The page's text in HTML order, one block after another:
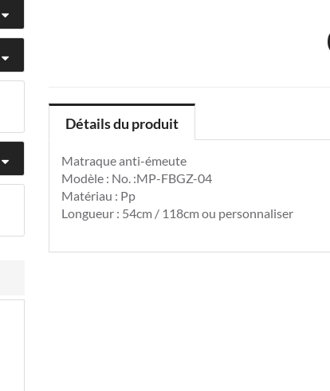
Détails du produit
Matraque anti-émeute
Modèle : No. :MP-FBGZ-04
Matériau : Pp
Longueur : 54cm / 118cm ou personnaliser